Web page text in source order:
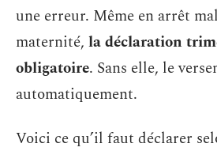
une erreur. Même en arrêt
maternité, la déclaration
obligatoire. Sans elle, le
automatiquement.
Voici ce qu’il faut déclarer